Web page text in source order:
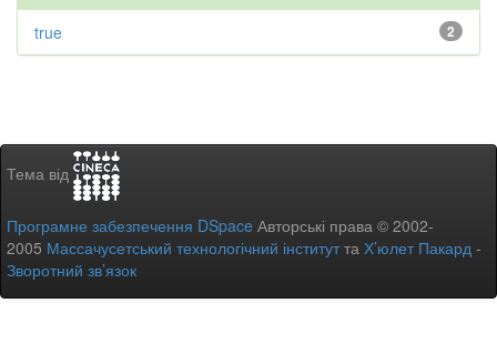
2
true
Тема від
Програмне забезпечення DSpace Авторські права © 2002-
2005 Массачусетський технологічний інститутта Х’юлет Пакард -
Зворотний зв’язок